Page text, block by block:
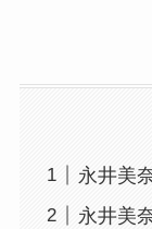
永井美
永井美